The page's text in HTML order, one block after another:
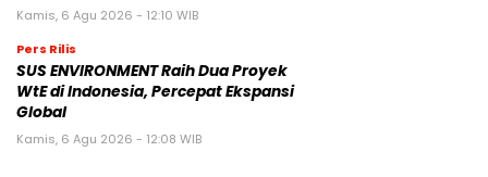
Kamis, 6 Agu 2026 - 12:10 WIB
Pers Rilis
SUS ENVIRONMENT Raih Dua Proyek
WtE di Indonesia, Percepat Ekspansi
Global
Kamis, 6 Agu 2026 - 12:08 WIB